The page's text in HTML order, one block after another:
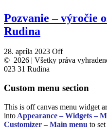
Pozvanie – výročie
Rudina
28. apríla 2023 Off
© 2026 | Všetky práva
023 31 Rudina
Custom menu section
This is off canvas menu widget
into Appearance – Widgets –
Customizer – Main menu to